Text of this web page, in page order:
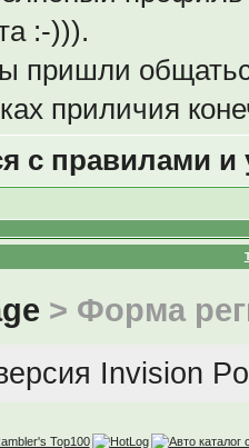
:-))).
пришли
приличия
с правилами
> Форма
Invision